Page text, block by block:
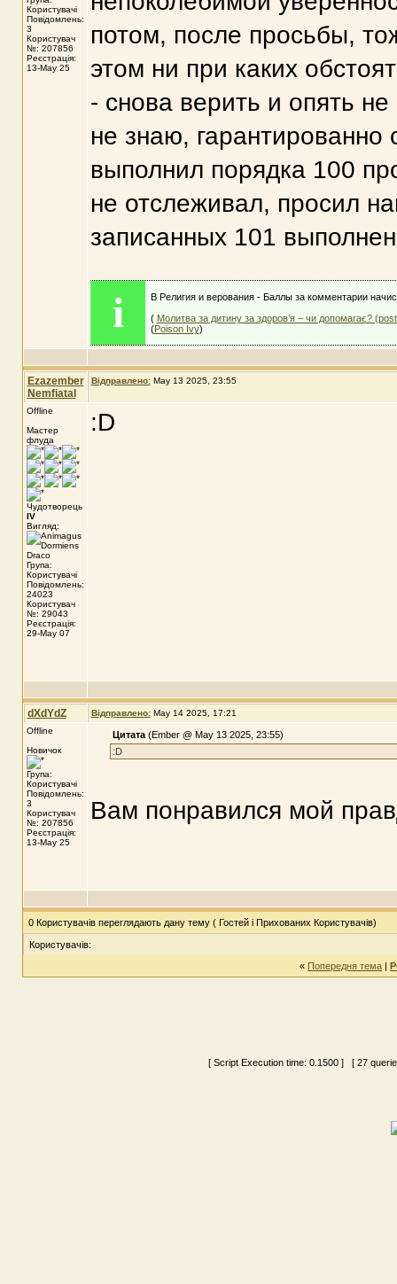
Користувачі
Повідомлень:
3
Користувач
№: 207856
Реєстрація:
13-May 25
потом, после просьбы,
этом ни при каких
- снова верить и опять
не знаю, гарантированно
выполнил порядка 100
не отслеживал, просил
записанных 101
i
В Религия и верования - Баллы за комментарии
( Молитва за дитину за здоров’я – чи допомагає?
(Poison Ivy)
Ezazember
Nemfiatal
Відправлено: May 13 2025, 23:55
Offline
Мастер
флуда
Чудотворець
IV
Вигляд:
Група:
Користувачі
Повідомлень:
24023
Користувач
№: 29043
Реєстрація:
29-May 07
:D
dXdYdZ Відправлено: May 14 2025, 17:21
Offline
Новичок
Група:
Користувачі
Повідомлень:
3
Користувач
№: 207856
Реєстрація:
13-May 25
Цитата (Ember @ May 13 2025, 23:55)
:D
Вам понравился мой
0 Користувачів переглядають дану тему ( Гостей і Прихованих Користувачів)
Користувачів:
« Попередня тема |
[ Script Execution time: 0.1500 ] [ 27